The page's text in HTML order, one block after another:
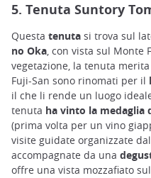
5. Tenuta Suntory
Questa tenuta si trova sul
no Oka, con vista sul Monte
vegetazione, la tenuta
Fuji-San sono rinomati per il
il che li rende un luogo
tenuta ha vinto la medaglia
(prima volta per un vino
visite guidate organizzate
accompagnate da una
offre una vista mozzafiato